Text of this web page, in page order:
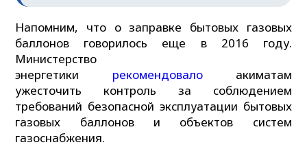
Напомним, что о заправке бытовых газовых
баллонов говорилось еще в 2016 году.
Министерство
энергетики рекомендовалоакиматам
ужесточить контроль за соблюдением
требований безопасной эксплуатации бытовых
газовых баллонов и объектов систем
газоснабжения.